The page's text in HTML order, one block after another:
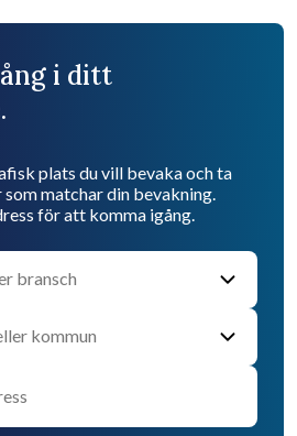
i ditt
plats du vill bevaka och ta
matchar din bevakning.
för att komma igång.